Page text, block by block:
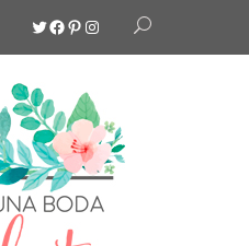
Twitter
Facebook
Pinterest
Instagram